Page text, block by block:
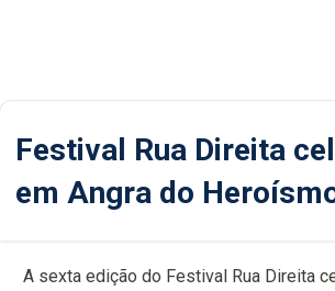
Festival Rua Direita
em Angra do
A sexta edição do Festival Rua Direita